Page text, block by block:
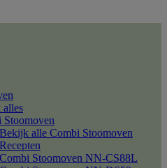
Stoomoven
Bekijk alle Combi Stoomoven
Recepten
Combi Stoomoven NN-CS88L